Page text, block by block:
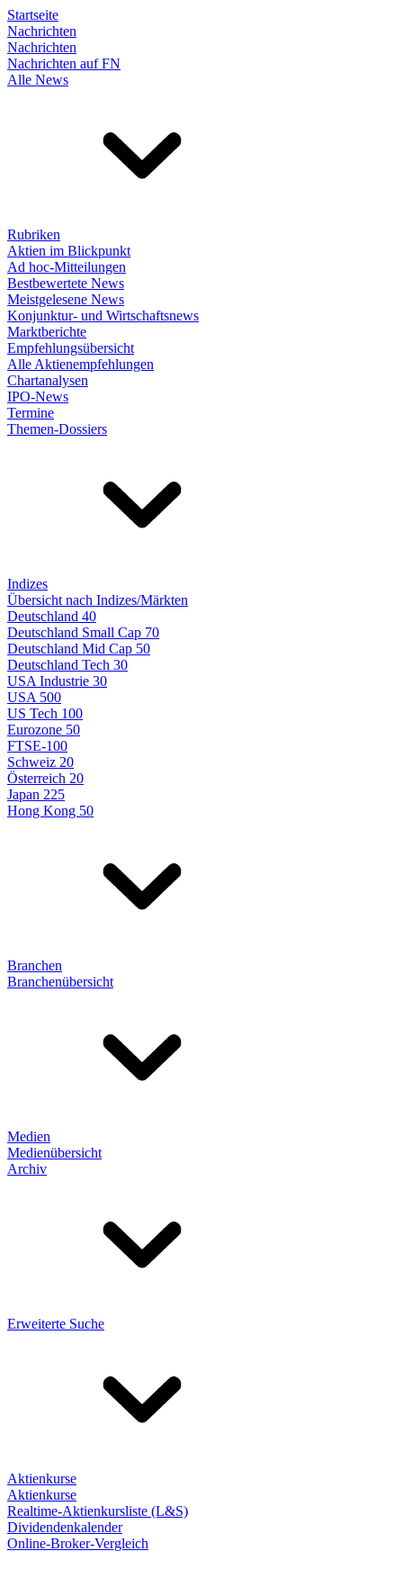
Startseite
Nachrichten
Nachrichten
Nachrichten auf FN
Alle News
Rubriken
Aktien im Blickpunkt
Ad hoc-Mitteilungen
Bestbewertete News
Meistgelesene News
Konjunktur- und Wirtschaftsnews
Marktberichte
Empfehlungsübersicht
Alle Aktienempfehlungen
Chartanalysen
IPO-News
Termine
Themen-Dossiers
Indizes
Übersicht nach Indizes/Märkten
Deutschland 40
Deutschland Small Cap 70
Deutschland Mid Cap 50
Deutschland Tech 30
USA Industrie 30
USA 500
US Tech 100
Eurozone 50
FTSE-100
Schweiz 20
Österreich 20
Japan 225
Hong Kong 50
Branchen
Branchenübersicht
Medien
Medienübersicht
Archiv
Erweiterte Suche
Aktienkurse
Aktienkurse
Realtime-Aktienkursliste (L&S)
Dividendenkalender
Online-Broker-Vergleich